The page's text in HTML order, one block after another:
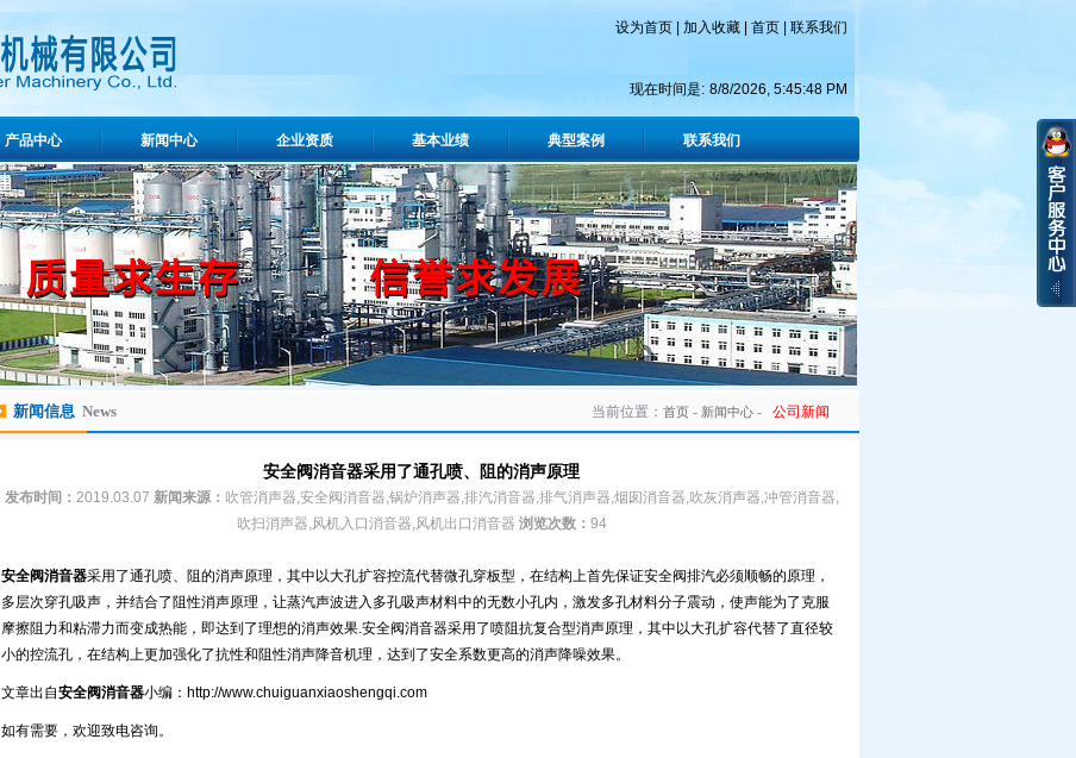
设为首页 加入收藏 首页 联系我们
现在时间是: 8/8/2026, 5:45:48 PM
产品中心 新闻中心 企业资质 基本业绩 典型案例 联系我们
新闻信息 News 当前位置： 首页 - 新闻中心 - 公司新闻
安全阀消音器采用了通孔喷、阻的消声原理
发布时间： 2019.03.07 新闻来源： 吹管消声器,安全阀消音器,锅炉消声器,排汽消音器,排气消声器,烟囱消音器,吹灰消声器,冲管消音器,
吹扫消声器,风机入口消音器,风机出口消音器 浏览次数： 94
安全阀消音器采用了通孔喷、阻的消声原理，其中以大孔扩容控流代替微孔穿板型，在结构上首先保证安全阀排汽必须顺畅的原理，
多层次穿孔吸声，并结合了阻性消声原理，让蒸汽声波进入多孔吸声材料中的无数小孔内，激发多孔材料分子震动，使声能为了克服
摩擦阻力和粘滞力而变成热能，即达到了理想的消声效果.安全阀消音器采用了喷阻抗复合型消声原理，其中以大孔扩容代替了直径较
小的控流孔，在结构上更加强化了抗性和阻性消声降音机理，达到了安全系数更高的消声降噪效果。
文章出自安全阀消音器小编： http://www.chuiguanxiaoshengqi.com
如有需要，欢迎致电咨询。